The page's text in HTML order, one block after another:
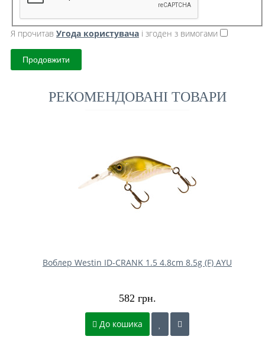
Я прочитав Угода користувача і згоден з вимогами
Продовжити
РЕКОМЕНДОВАНІ ТОВАРИ
Воблер Westin ID-CRANK 1.5 4.8cm 8.5g (F) AYU
582 грн.
До кошика